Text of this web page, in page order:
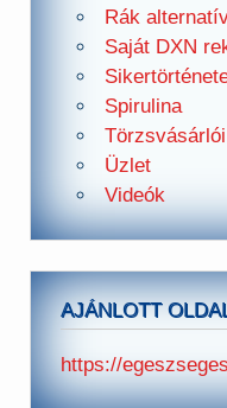
Rák
Saját DXN
Spirulina
Üzlet
Videók
AJÁNLOTT
https://